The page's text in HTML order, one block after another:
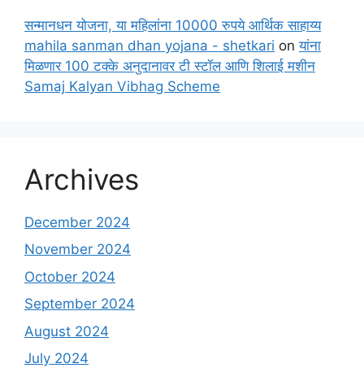
सन्मानधन योजना, या महिलांना 10000 रुपये आर्थिक साहाय्य
mahila sanman dhan yojana - shetkari onयांना
मिळणार 100 टक्के अनुदानावर टी स्टॉल आणि शिलाई मशीन
Samaj Kalyan Vibhag Scheme
Archives
December 2024
November 2024
October 2024
September 2024
August 2024
July 2024